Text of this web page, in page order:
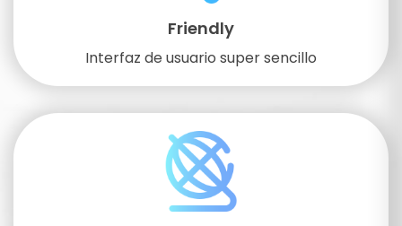
Friendly
Interfaz de usuario super sencillo